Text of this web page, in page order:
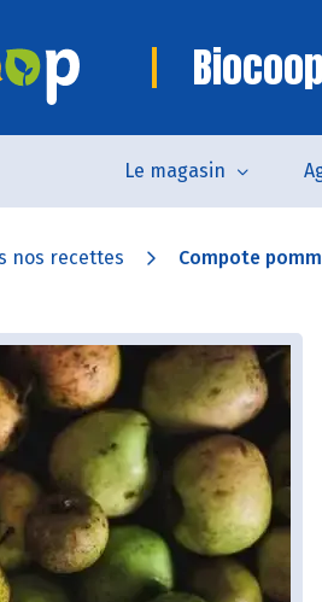
Le magasin
nos recettes Compote